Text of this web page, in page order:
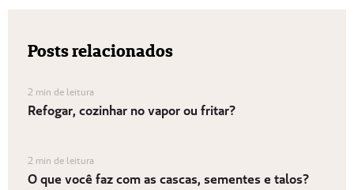
Posts relacionados
2 min de leitura
Refogar, cozinhar no vapor ou fritar?
2 min de leitura
O que você faz com as cascas, sementes e talos?